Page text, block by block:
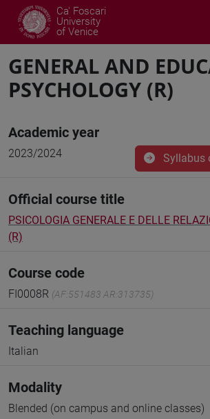
Ca' Foscari
University
of Venice
GENERAL AND
PSYCHOLOGY (R)
Academic year
2023/2024 Syllabus
Official course title
PSICOLOGIA GENERALE E DELLE
(R)
Course code
FI0008R (AF:551483 AR:313735)
Teaching language
Italian
Modality
Blended (on campus and online classes)